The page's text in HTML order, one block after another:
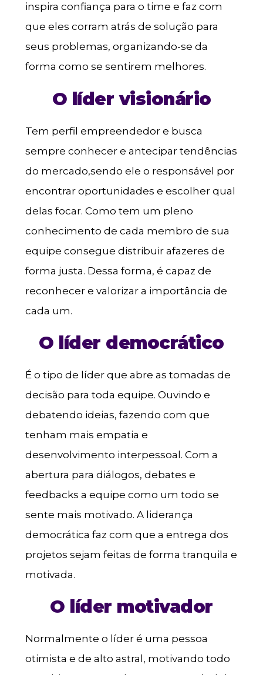
inspira confiança para o time e faz com
que eles corram atrás de solução para
seus problemas, organizando-se da
forma como se sentirem melhores.
O líder visionário
Tem perfil empreendedor e busca
sempre conhecer e antecipar tendências
do mercado,sendo ele o responsável por
encontrar oportunidades e escolher qual
delas focar. Como tem um pleno
conhecimento de cada membro de sua
equipe consegue distribuir afazeres de
forma justa. Dessa forma, é capaz de
reconhecer e valorizar a importância de
cada um.
O líder democrático
É o tipo de líder que abre as tomadas de
decisão para toda equipe. Ouvindo e
debatendo ideias, fazendo com que
tenham mais empatia e
desenvolvimento interpessoal. Com a
abertura para diálogos, debates e
feedbacks a equipe como um todo se
sente mais motivado. A liderança
democrática faz com que a entrega dos
projetos sejam feitas de forma tranquila e
motivada.
O líder motivador
Normalmente o líder é uma pessoa
otimista e de alto astral, motivando todo